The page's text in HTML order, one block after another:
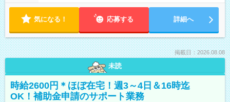
気になる！ 応募する 詳細へ
掲載日：2026.08.08
未読
時給2600円＊ほぼ在宅！週3～4日＆16時迄
OK！補助金申請のサポート業務